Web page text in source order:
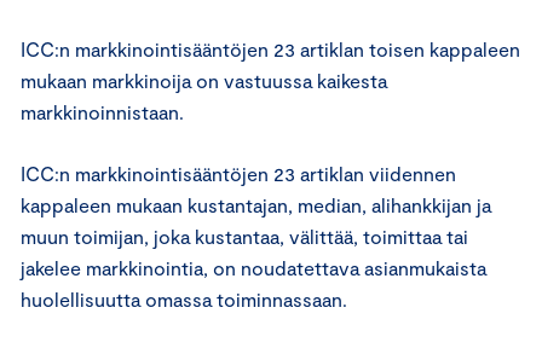
ICC:n markkinointisääntöjen 23 artiklan toisen kappaleen
mukaan markkinoija on vastuussa kaikesta
markkinoinnistaan.
ICC:n markkinointisääntöjen 23 artiklan viidennen
kappaleen mukaan kustantajan, median, alihankkijan ja
muun toimijan, joka kustantaa, välittää, toimittaa tai
jakelee markkinointia, on noudatettava asianmukaista
huolellisuutta omassa toiminnassaan.